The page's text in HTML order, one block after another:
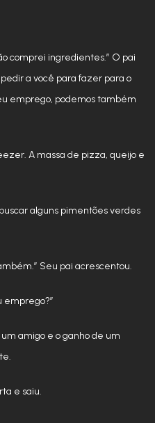
comprei ingredientes.” O pai
a você para fazer para o
emprego, podemos também
A massa de pizza, queijo e
alguns pimentões verdes
Seu pai acrescentou.
emprego?”
amigo e o ganho de um
e saiu.